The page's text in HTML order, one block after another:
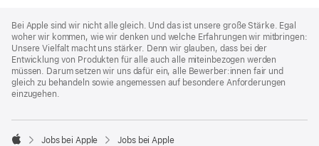
Footer
Bei Apple sind wir nicht alle gleich. Und das ist unsere große Stärke. Egal
woher wir kommen, wie wir denken und welche Erfahrungen wir mitbringen:
Unsere Vielfalt macht uns stärker. Denn wir glauben, dass bei der
Entwicklung von Produkten für alle auch alle miteinbezogen werden
müssen. Darum setzen wir uns dafür ein, alle Bewerber:innen fair und
gleich zu behandeln sowie angemessen auf besondere Anforderungen
einzugehen.

Jobs bei Apple Jobs bei Apple